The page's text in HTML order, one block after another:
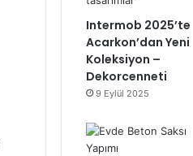
Intermob 2025’te
Acarkon’dan Yeni
Koleksiyon –
Dekorcenneti
9 Eylül 2025